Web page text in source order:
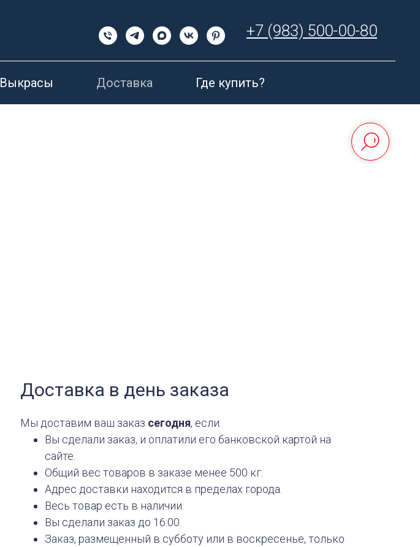
+7 (983) 500-00-80
Выкрасы Доставка Где купить?
Доставка в день заказа
Мы доставим ваш заказ сегодня, если:
Вы сделали заказ, и оплатили его банковской картой на
сайте.
Общий вес товаров в заказе менее 500 кг.
Адрес доставки находится в пределах города.
Весь товар есть в наличии.
Вы сделали заказ до 16:00.
Заказ, размещенный в субботу или в воскресенье, только